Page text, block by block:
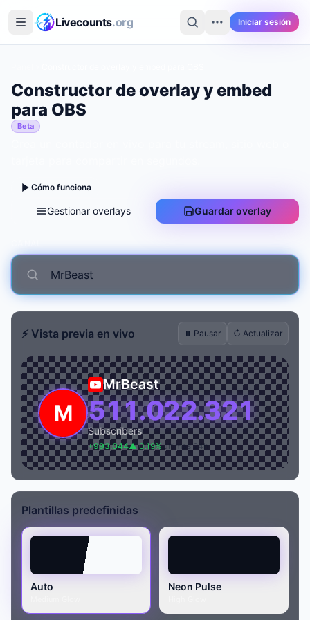
Livecounts.org Iniciar sesión
Constructor de overlay y embed
para OBS
Beta
Cómo funciona
Gestionar overlays Guardar overlay
⚡ Vista previa en vivo ⏸ Pausar ↻ Actualizar
MrBeast
511.022.321
Subscribers
+993.044▲ 0.19%Últimas 24h
Plantillas predefinidas
Auto Neon Pulse